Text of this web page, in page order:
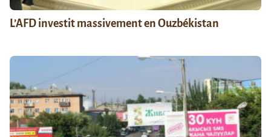
L’AFD investit massivement en Ouzbékistan